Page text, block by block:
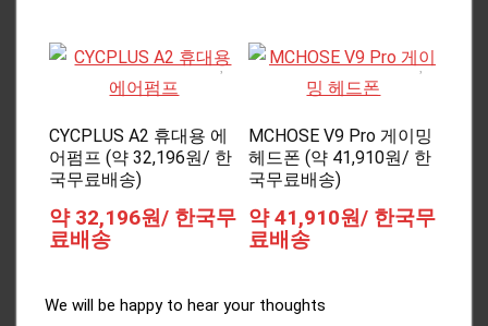
CYCPLUS A2 휴대용 에
어펌프 (약 32,196원/ 한
국무료배송)
약 32,196원/ 한국무
료배송
MCHOSE V9 Pro 게이밍
헤드폰 (약 41,910원/ 한
국무료배송)
약 41,910원/ 한국무
료배송
We will be happy to hear your thoughts